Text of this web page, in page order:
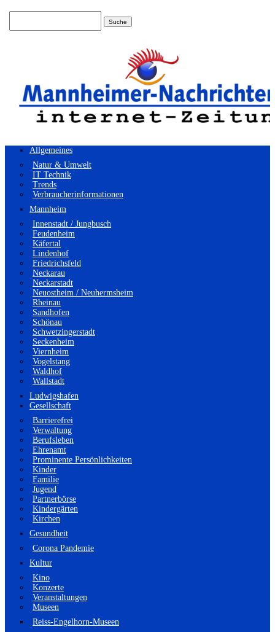
Allgemeines
Natur & Umwelt
IT Technik
Trends
Verbraucherinformationen
Mannheim
Innenstadt / Jungbusch
Feudenheim
Käfertal
Lindenhof
Friedrichsfeld
Neckarau
Neckarstadt
Neuostheim / Neuhermsheim
Rheinau
Sandhofen
Schönau
Schwetzingerstadt
Seckenheim
Viernheim
Vogelstang
Waldhof
Wallstadt
Ludwigshafen
Gesellschaft
Barrierefrei
Verwaltung
Berufsleben
Ehrenamt
Prominente Persönlichkeiten
Kinder
Familie
Jugend
Partnerbörse
Kindergärten
Kirchen
Gesundheit
Corona Pandemie
Kultur
Kino
Konzerte
Veranstaltungen
Museen
Reiss-Engelhorn-Museen